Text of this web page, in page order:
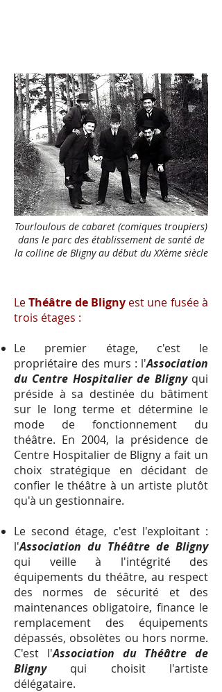
Tourloulous de cabaret (comiques troupiers)
dans le parc des établissement de santé de
la colline de Bligny au début du XXème siècle
LeThéâtre de Bligny est une fusée à
trois étages :
Le premier étage, c'est le
propriétaire des murs : l'Association
du Centre Hospitalier de Blignyqui
préside à sa destinée du bâtiment
sur le long terme et détermine le
mode de fonctionnement du
théâtre. En 2004, la présidence de
Centre Hospitalier de Bligny a fait un
choix stratégique en décidant de
confier le théâtre à un artiste plutôt
qu'à un gestionnaire.
Le second étage, c'est l'exploitant:
l'Association du Théâtre de Bligny
qui veille à l'intégrité des
équipements du théâtre, au respect
des normes de sécurité et des
maintenances obligatoire, finance le
remplacement des équipements
dépassés, obsolètes ou hors norme.
C'est l'Association du Théâtre de
Blignyqui choisit l'artiste
délégataire.